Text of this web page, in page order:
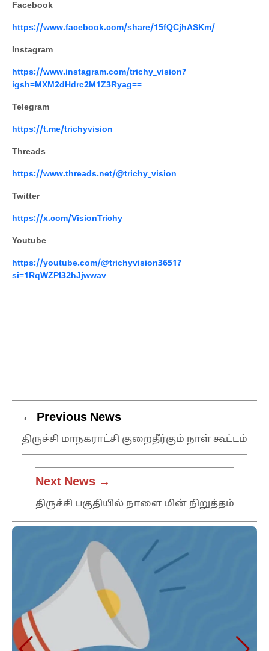
Facebook
https://www.facebook.com/share/15fQCjhASKm/
Instagram
https://www.instagram.com/trichy_vision?
igsh=MXM2dHdrc2M1Z3Ryag==
Telegram
https://t.me/trichyvision
Threads
https://www.threads.net/@trichy_vision
Twitter
https://x.com/VisionTrichy
Youtube
https://youtube.com/@trichyvision3651?
si=1RqWZPI32hJjwwav
← Previous News
திருச்சி மாநகராட்சி குறைதீர்கும் நாள் கூட்டம்
Next News →
திருச்சி பகுதியில் நாளை மின் நிறுத்தம்